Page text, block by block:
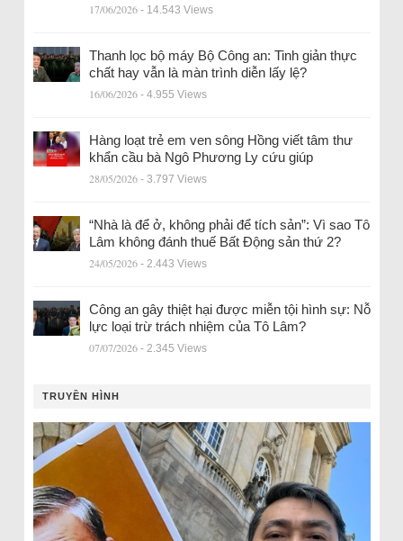
17/06/2026 - 14.543 Views
Thanh lọc bộ máy Bộ Công an: Tinh giản thực
chất hay vẫn là màn trình diễn lấy lệ?
16/06/2026 - 4.955 Views
Hàng loạt trẻ em ven sông Hồng viết tâm thư
khẩn cầu bà Ngô Phương Ly cứu giúp
28/05/2026 - 3.797 Views
“Nhà là để ở, không phải để tích sản”: Vì sao Tô
Lâm không đánh thuế Bất Động sản thứ 2?
24/05/2026 - 2.443 Views
Công an gây thiệt hại được miễn tội hình sự: Nỗ
lực loại trừ trách nhiệm của Tô Lâm?
07/07/2026 - 2.345 Views
TRUYỀN HÌNH